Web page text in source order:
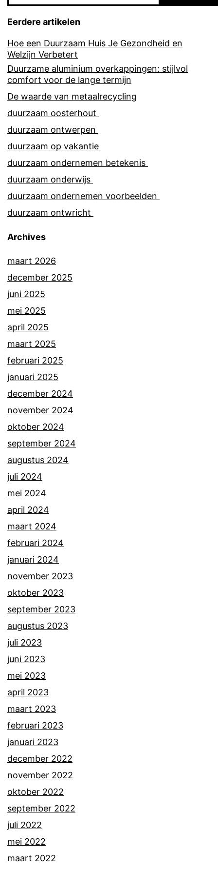
Eerdere artikelen
Hoe een Duurzaam Huis Je Gezondheid en
Welzijn Verbetert
Duurzame aluminium overkappingen: stijlvol
comfort voor de lange termijn
De waarde van metaalrecycling
duurzaam oosterhout
duurzaam ontwerpen
duurzaam op vakantie
duurzaam ondernemen betekenis
duurzaam onderwijs
duurzaam ondernemen voorbeelden
duurzaam ontwricht
Archives
maart 2026
december 2025
juni 2025
mei 2025
april 2025
maart 2025
februari 2025
januari 2025
december 2024
november 2024
oktober 2024
september 2024
augustus 2024
juli 2024
mei 2024
april 2024
maart 2024
februari 2024
januari 2024
november 2023
oktober 2023
september 2023
augustus 2023
juli 2023
juni 2023
mei 2023
april 2023
maart 2023
februari 2023
januari 2023
december 2022
november 2022
oktober 2022
september 2022
juli 2022
mei 2022
maart 2022